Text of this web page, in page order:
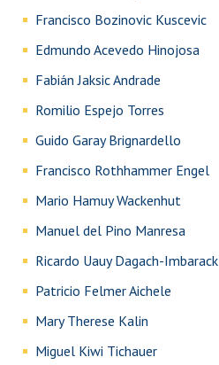
Francisco Bozinovic Kuscevic
Edmundo Acevedo Hinojosa
Fabián Jaksic Andrade
Romilio Espejo Torres
Guido Garay Brignardello
Francisco Rothhammer Engel
Mario Hamuy Wackenhut
Manuel del Pino Manresa
Ricardo Uauy Dagach-Imbarack
Patricio Felmer Aichele
Mary Therese Kalin
Miguel Kiwi Tichauer